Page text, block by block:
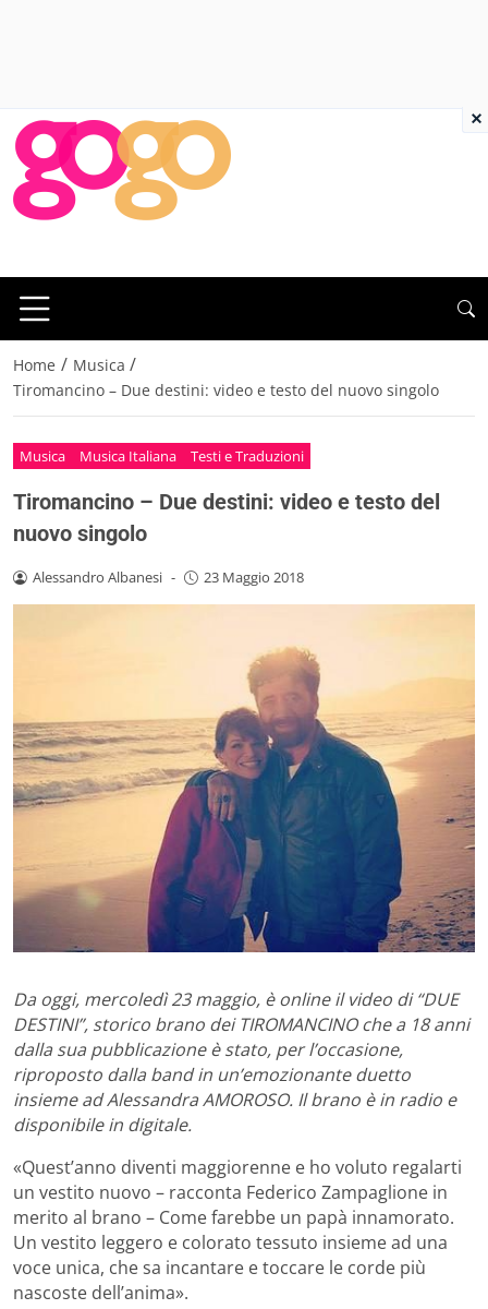
Home / Musica /
Tiromancino – Due destini: video e testo del nuovo singolo
Musica Musica Italiana Testi e Traduzioni
Tiromancino – Due destini: video e testo del
nuovo singolo
Alessandro Albanesi - 23 Maggio 2018
Da oggi, mercoledì 23 maggio, è online il video di “DUE
DESTINI”, storico brano dei TIROMANCINO che a 18 anni
dalla sua pubblicazione è stato, per l’occasione,
riproposto dalla band in un’emozionante duetto
insieme ad Alessandra AMOROSO. Il brano è in radio e
disponibile in digitale.
«Quest’anno diventi maggiorenne e ho voluto regalarti
un vestito nuovo – racconta Federico Zampaglione in
merito al brano – Come farebbe un papà innamorato.
Un vestito leggero e colorato tessuto insieme ad una
voce unica, che sa incantare e toccare le corde più
nascoste dell’anima».
×